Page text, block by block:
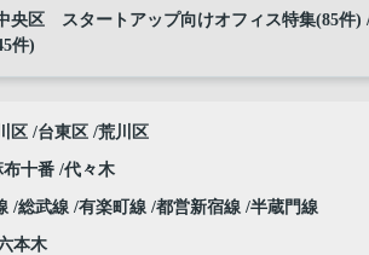
央区 スタートアップ向けオフィス特集(85件)
件)
区 台東区 荒川区
布十番 代々木
総武線 有楽町線 都営新宿線 半蔵門線
本木